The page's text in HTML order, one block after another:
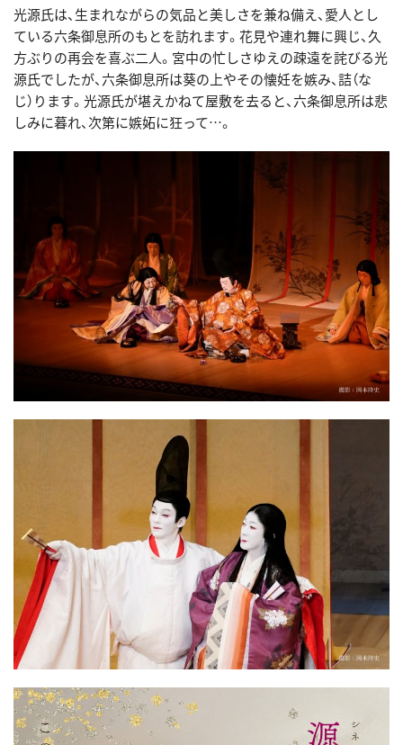
光源氏は、生まれながらの気品と美しさを兼ね備え、愛人とし
ている六条御息所のもとを訪れます。花見や連れ舞に興じ、久
方ぶりの再会を喜ぶ二人。宮中の忙しさゆえの疎遠を詫びる光
源氏でしたが、六条御息所は葵の上やその懐妊を嫉み、詰（な
じ）ります。光源氏が堪えかねて屋敷を去ると、六条御息所は悲
しみに暮れ、次第に嫉妬に狂って…。